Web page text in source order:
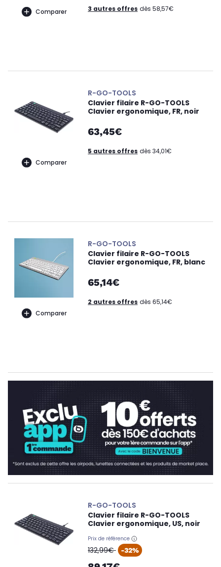
Comparer 3 autres offres dès 58,57€
Comparer
R-GO-TOOLS
Clavier filaire R-GO-TOOLS
Clavier ergonomique, FR, noir
63,45€
5 autres offres dès 34,01€
Comparer
R-GO-TOOLS
Clavier filaire R-GO-TOOLS
Clavier ergonomique, FR, blanc
65,14€
2 autres offres dès 65,14€
R-GO-TOOLS
Clavier filaire R-GO-TOOLS
Clavier ergonomique, US, noir
Prix de référence
oldPrice
132,99€ -32%